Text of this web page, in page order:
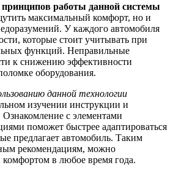
работы данной системы
максимальный комфорт, но и
У каждого автомобиля
которые стоит учитывать при
функций. Неправильные
к снижению эффективности
оборудования.
данной технологии
изучении инструкции и
Ознакомление с элементами
поможет быстрее адаптироваться
предлагает автомобиль. Таким
рекомендациям, можно
комфортом в любое время года.